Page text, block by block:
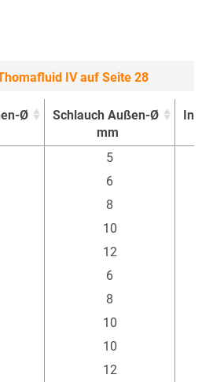
IV auf Seite 28
Ø
Schlauch Außen-Ø
mm
Ø
Schlauch Außen-Ø
5
6
8
10
12
6
8
10
10
12